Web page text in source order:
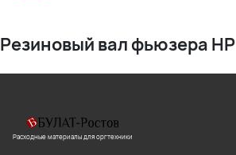
Резиновый вал фьюзера HP
Расходные материалы для оргтехники